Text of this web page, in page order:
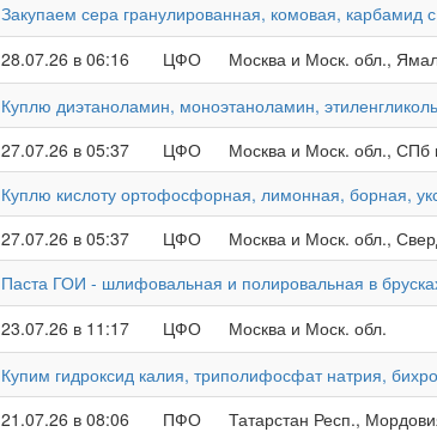
Закупаем сера гранулированная, комовая, карбамид
28.07.26 в 06:16
ЦФО Москва и Моск. обл.,
Куплю диэтаноламин, моноэтаноламин,
27.07.26 в 05:37
ЦФО Москва и Моск. обл., СПб
Куплю кислоту ортофосфорная, лимонная, борная,
27.07.26 в 05:37
ЦФО Москва и Моск. обл.,
Паста ГОИ - шлифовальная и полировальная в
23.07.26 в 11:17
ЦФО Москва и Моск. обл.
Купим гидроксид калия, триполифосфат натрия,
21.07.26 в 08:06
ПФО Татарстан Респ.,